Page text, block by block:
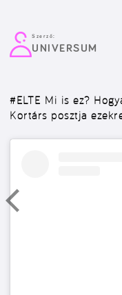
Szerző:
UNIVERSUM
#ELTE Mi is ez?
Kortárs posztja